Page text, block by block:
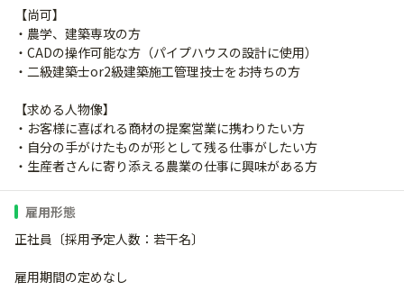
【尚可】
・農学、建築専攻の方
・CADの操作可能な方（パイプハウスの設計に使用）
・二級建築士or2級建築施工管理技士をお持ちの方
【求める人物像】
・お客様に喜ばれる商材の提案営業に携わりたい方
・自分の手がけたものが形として残る仕事がしたい方
・生産者さんに寄り添える農業の仕事に興味がある方
雇用形態
正社員〔採用予定人数：若干名〕
雇用期間の定めなし